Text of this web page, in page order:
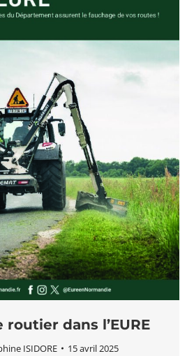
routier dans l’EURE
ISIDORE 15 avril 2025